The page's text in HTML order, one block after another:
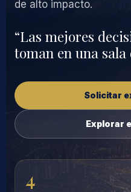
de alto impacto.
“Las mejores
toman en una sala
Solicitar
Explorar
4